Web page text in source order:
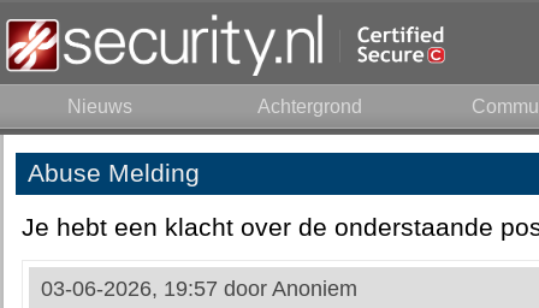
Nieuws Achtergrond
Abuse Melding
Je hebt een klacht over de onderstaande
03-06-2026, 19:57 door Anoniem